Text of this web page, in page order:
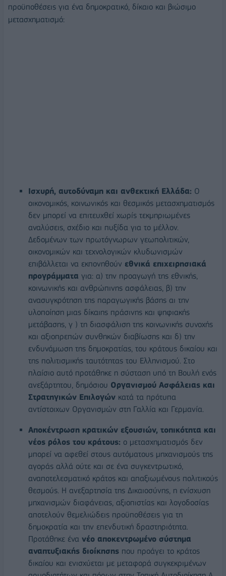
προϋποθέσεις για ένα δημοκρατικό, δίκαιο και βιώσιμο
μετασχηματισμό:
Ισχυρή, αυτοδύναμη και ανθεκτική Ελλάδα: Ο
οικονομικός, κοινωνικός και θεσμικός μετασχηματισμός
δεν μπορεί να επιτευχθεί χωρίς τεκμηριωμένες
αναλύσεις, σχέδιο και πυξίδα για το μέλλον.
Δεδομένων των πρωτόγνωρων γεωπολιτικών,
οικονομικών και τεχνολογικών κλυδωνισμών
επιβάλλεται να εκπονηθούν εθνικά επιχειρησιακά
προγράμματα για: α) την προαγωγή της εθνικής,
κοινωνικής και ανθρώπινης ασφάλειας, β) την
ανασυγκρότηση της παραγωγικής βάσης αι την
υλοποίηση μιας δίκαιης πράσινης και ψηφιακής
μετάβασης, γ ) τη διασφάλιση της κοινωνικής συνοχής
και αξιοπρεπών συνθηκών διαβίωσης και δ) την
ενδυνάμωση της δημοκρατίας, του κράτους δικαίου και
της πολιτισμικής ταυτότητας του Ελληνισμού. Στο
πλαίσιο αυτό προτάθηκε η σύσταση υπό τη Βουλή ενός
ανεξάρτητου, δημόσιου Οργανισμού Ασφάλειας και
Στρατηγικών Επιλογών κατά τα πρότυπα
αντίστοιχων Οργανισμών στη Γαλλία και Γερμανία.
Αποκέντρωση κρατικών εξουσιών, τοπικότητα και
νέος ρόλος του κράτους: ο μετασχηματισμός δεν
μπορεί να αφεθεί στους αυτόματους μηχανισμούς της
αγοράς αλλά ούτε και σε ένα συγκεντρωτικό,
αναποτελεσματικό κράτος και απαξιωμένους πολιτικούς
θεσμούς. Η ανεξαρτησία της Δικαιοσύνης, η ενίσχυση
μηχανισμών διαφάνειας, αξιοπιστίας και λογοδοσίας
αποτελούν θεμελιώδεις προϋποθέσεις για τη
δημοκρατία και την επενδυτική δραστηριότητα.
Προτάθηκε ένα νέο αποκεντρωμένο σύστημα
αναπτυξιακής διοίκησης που προάγει το κράτος
δικαίου και ενισχύεται με μεταφορά συγκεκριμένων